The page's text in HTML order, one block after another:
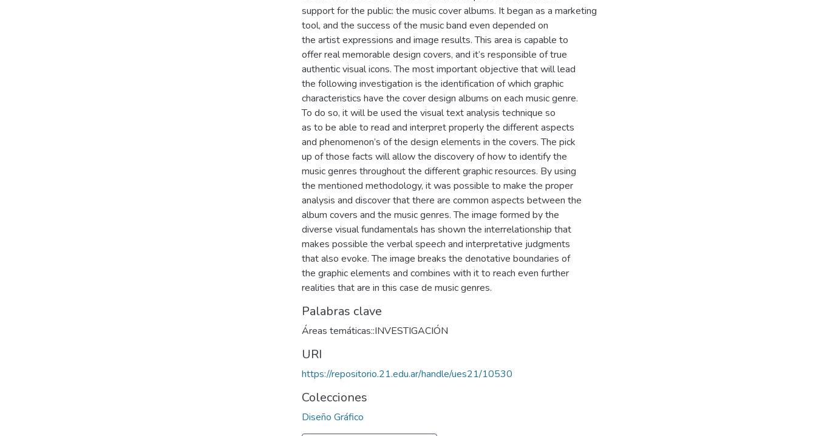
support for the public: the music cover albums. It began as a marketing
tool, and the success of the music band even depended on
the artist expressions and image results. This area is capable to
offer real memorable design covers, and it’s responsible of true
authentic visual icons. The most important objective that will lead
the following investigation is the identification of which graphic
characteristics have the cover design albums on each music genre.
To do so, it will be used the visual text analysis technique so
as to be able to read and interpret properly the different aspects
and phenomenon’s of the design elements in the covers. The pick
up of those facts will allow the discovery of how to identify the
music genres throughout the different graphic resources. By using
the mentioned methodology, it was possible to make the proper
analysis and discover that there are common aspects between the
album covers and the music genres. The image formed by the
diverse visual fundamentals has shown the interrelationship that
makes possible the verbal speech and interpretative judgments
that also evoke. The image breaks the denotative boundaries of
the graphic elements and combines with it to reach even further
realities that are in this case de music genres.
Palabras clave
Áreas temáticas::INVESTIGACIÓN
URI
https://repositorio.21.edu.ar/handle/ues21/10530
Colecciones
Diseño Gráfico